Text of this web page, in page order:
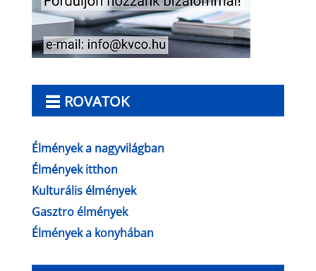
ROVATOK
Élmények a nagyvilágban
Élmények itthon
Kulturális élmények
Gasztro élmények
Élmények a konyhában